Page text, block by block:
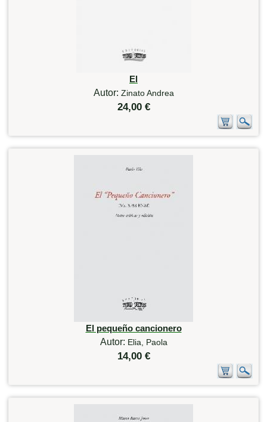
El
Autor: Zinato Andrea
24,00 €
El pequeño cancionero
Autor: Elia, Paola
14,00 €